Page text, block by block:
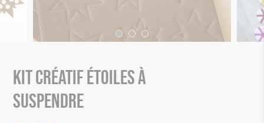
Kit créatif étoiles à
suspendre